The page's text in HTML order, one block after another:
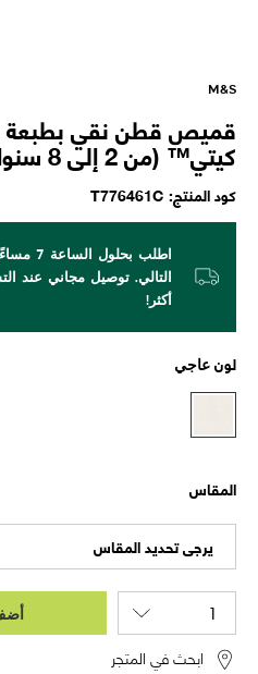
M&S
قميص قطن نقي بطبعة
كيتي™ (من 2 إلى 8 سنوات)
كود المنتج T776461C
اطلب
أكثر!
لون عاجي
المقاس
يرجى تحديد المقاس
ابحث في المتجر